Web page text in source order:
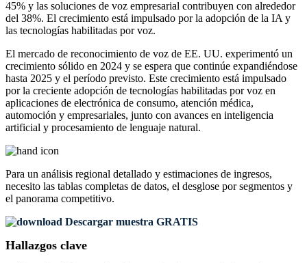
45% y las soluciones de voz empresarial contribuyen con alrededor
del 38%. El crecimiento está impulsado por la adopción de la IA y
las tecnologías habilitadas por voz.
El mercado de reconocimiento de voz de EE. UU. experimentó un
crecimiento sólido en 2024 y se espera que continúe expandiéndose
hasta 2025 y el período previsto. Este crecimiento está impulsado
por la creciente adopción de tecnologías habilitadas por voz en
aplicaciones de electrónica de consumo, atención médica,
automoción y empresariales, junto con avances en inteligencia
artificial y procesamiento de lenguaje natural.
Para un análisis regional detallado y estimaciones de ingresos,
necesito las tablas completas de datos, el desglose por segmentos y
el panorama competitivo.
Descargar muestra GRATIS
Hallazgos clave